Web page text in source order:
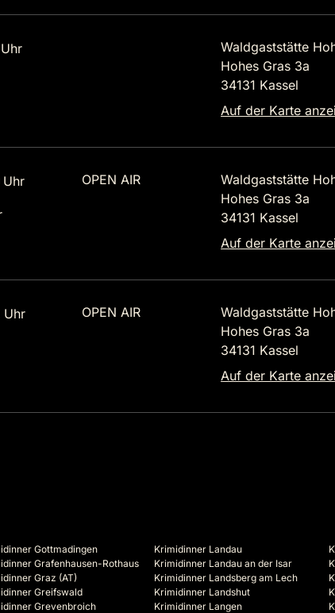
Waldgaststätte
Hohes Gras 3a
34131 Kassel
Auf der Karte
OPEN AIR
Waldgaststätte
Hohes Gras 3a
34131 Kassel
Auf der Karte
OPEN AIR
Waldgaststätte
Hohes Gras 3a
34131 Kassel
Auf der Karte
Gottmadingen
Grafenhausen-Rothaus
Graz (AT)
Greifswald
Grevenbroich
Krimidinner Landau
Krimidinner Landau an der Isar
Krimidinner Landsberg am Lech
Krimidinner Landshut
Krimidinner Langen